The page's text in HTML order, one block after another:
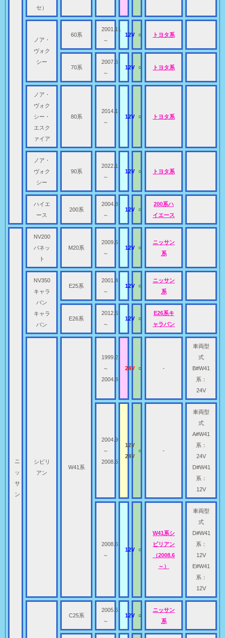
セ）
ノア・
ヴォク
シー
60系
2001.11
～
12V ○ トヨタ系
70系
2007.6
～
12V ○ トヨタ系
ノア・
ヴォク
シー・
エスク
ァイア
80系
2014.1
～
12V ○ トヨタ系
ノア・
ヴォク
シー
90系
2022.1
～
12V ○ トヨタ系
ハイエ
ース
200系
2004.8
～
12V ○
200系ハ
イエース
ニ
ッ
サ
ン
NV200
バネッ
ト
M20系
2009.5
～
12V ○
ニッサン
系
NV350
キャラ
バン
キャラ
バン
E25系
2001.4
～
12V ○
ニッサン
系
E26系
2012.6
～
12V ○
E26系キ
ャラバン
シビリ
アン
W41系
1999.2
～
2004.8
24V ○ -
車両型
式
B#W41
系：
24V
2004.9
～
2008.5
12V
24V
○ -
車両型
式
A#W41
系：
24V
D#W41
系：
12V
2008.6
～
12V ○
W41系シ
ビリアン
（2008.6
～）
車両型
式
D#W41
系：
12V
E#W41
系：
12V
C25系
2005.5
～
12V ○
ニッサン
系